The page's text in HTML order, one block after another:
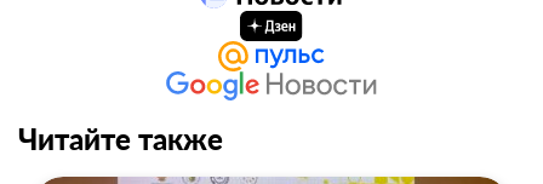
Читайте также